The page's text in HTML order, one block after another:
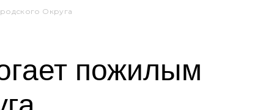
Округа
пожилым